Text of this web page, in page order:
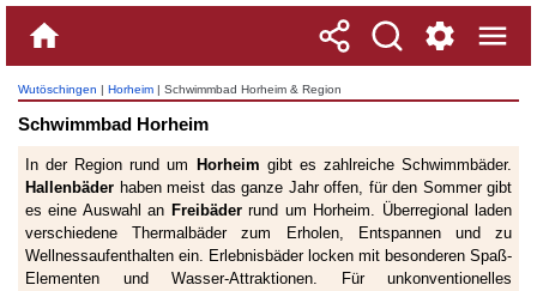
Wutöschingen | Horheim | Schwimmbad Horheim & Region
Schwimmbad Horheim
In der Region rund um Horheim gibt es zahlreiche Schwimmbäder.
Hallenbäder haben meist das ganze Jahr offen, für den Sommer gibt
es eine Auswahl an Freibäderrund um Horheim. Überregional laden
verschiedene Thermalbäder zum Erholen, Entspannen und zu
Wellnessaufenthalten ein. Erlebnisbäder locken mit besonderen Spaß-
Elementen und Wasser-Attraktionen. Für unkonventionelles